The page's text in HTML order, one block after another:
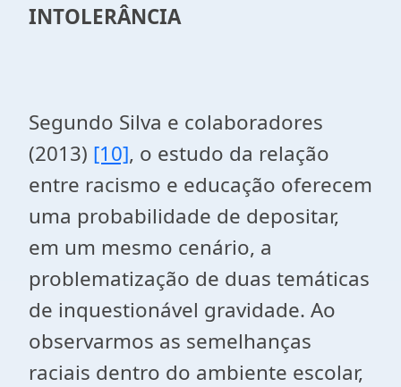
INTOLERÂNCIA
Segundo Silva e colaboradores
(2013) [10], o estudo da relação
entre racismo e educação oferecem
uma probabilidade de depositar,
em um mesmo cenário, a
problematização de duas temáticas
de inquestionável gravidade. Ao
observarmos as semelhanças
raciais dentro do ambiente escolar,